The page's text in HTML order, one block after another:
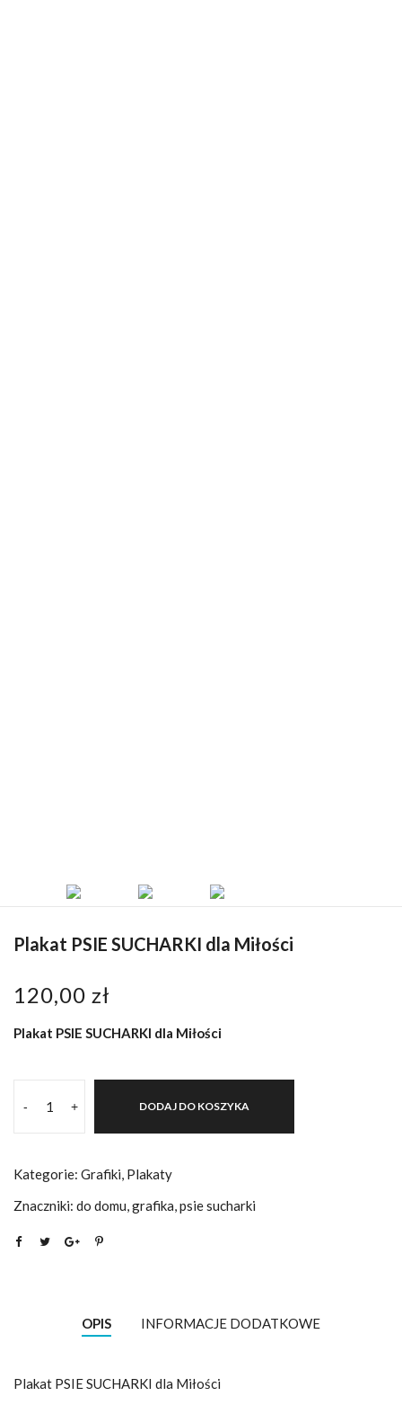
Plakat PSIE SUCHARKI dla Miłości
120,00 zł
Plakat PSIE SUCHARKI dla Miłości
- + DODAJ DO KOSZYKA
Kategorie: Grafiki, Plakaty
Znaczniki: do domu,grafika,psie sucharki
OPIS INFORMACJE DODATKOWE
Plakat PSIE SUCHARKI dla Miłości